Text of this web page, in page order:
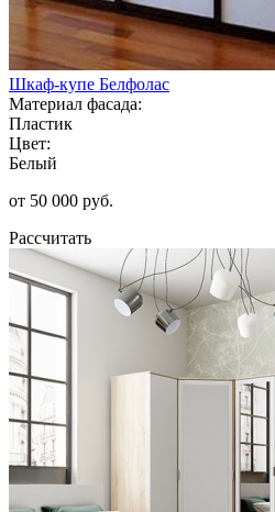
Шкаф-купе Белфолас
Материал фасада:
Пластик
Цвет:
Белый
от 50 000 руб.
Рассчитать